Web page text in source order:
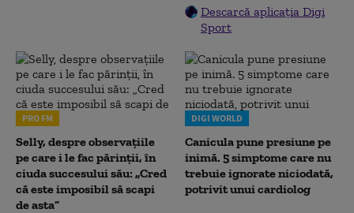
Descarcă aplicația Digi
Sport
PRO FM
Selly, despre observațiile
pe care i le fac părinții, în
ciuda succesului său: „Cred
că este imposibil să scapi
de asta”
DIGI WORLD
Canicula pune presiune pe
inimă. 5 simptome care nu
trebuie ignorate niciodată,
potrivit unui cardiolog